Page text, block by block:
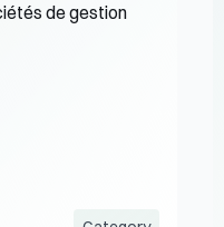
de gestion